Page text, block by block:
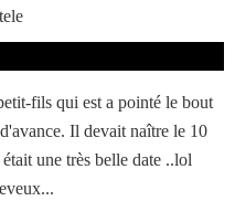
fils qui est a pointé le bout
Il devait naître le 10
une très belle date ..lol